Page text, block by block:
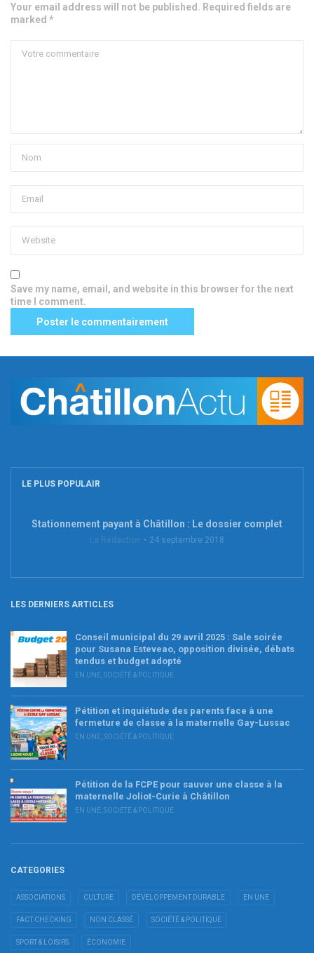
Your email address will not be published. Required fields are
marked *
Save my name, email, and website in this browser for the next
time I comment.
LE PLUS POPULAIR
Stationnement payant à Châtillon : Le dossier complet
La Rédaction 24 septembre 2018
LES DERNIERS ARTICLES
Conseil municipal du 29 avril 2025 : Sale soirée
pour Susana Esteveao, opposition divisée, débats
tendus et budget adopté
EN UNE SOCIÉTÉ & POLITIQUE
Pétition et inquiétude des parents face à une
fermeture de classe à la maternelle Gay-Lussac
EN UNE SOCIÉTÉ & POLITIQUE
Pétition de la FCPE pour sauver une classe à la
maternelle Joliot-Curie à Châtillon
EN UNE SOCIÉTÉ & POLITIQUE
CATEGORIES
ASSOCIATIONS CULTURE DÉVELOPPEMENT DURABLE EN UNE
FACT CHECKING NON CLASSÉ SOCIÉTÉ & POLITIQUE
SPORT & LOISIRS ÉCONOMIE